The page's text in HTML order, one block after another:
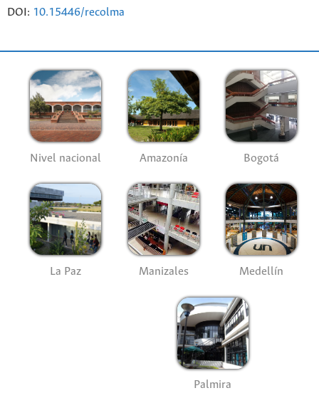
DOI: 10.15446/recolma
Nivel nacional Amazonía Bogotá
La Paz Manizales Medellín
Palmira